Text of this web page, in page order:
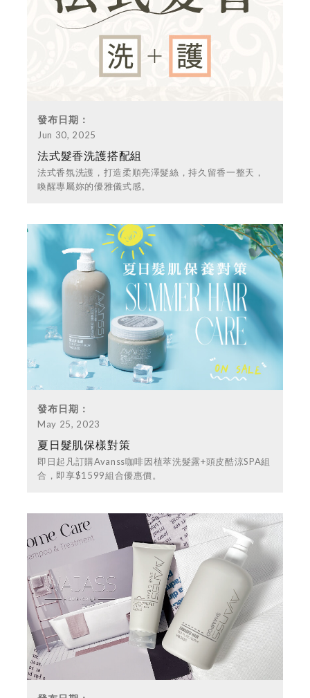
發布日期：
Jun 30, 2025
法式髮香洗護搭配組
法式香氛洗護，打造柔順亮澤髮絲，持久留香一整天，
喚醒專屬妳的優雅儀式感。
發布日期：
May 25, 2023
夏日髮肌保樣對策
即日起凡訂購Avanss咖啡因植萃洗髮露+頭皮酷涼SPA組
合，即享$1599組合優惠價。